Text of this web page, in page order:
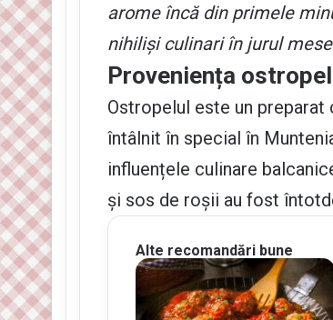
arome încă din primele
nihiliși culinari în jurul
Proveniența
Ostropelul este un
întâlnit în special în
influențele culinare
și sos de roșii au fost
Alte recomandări bune